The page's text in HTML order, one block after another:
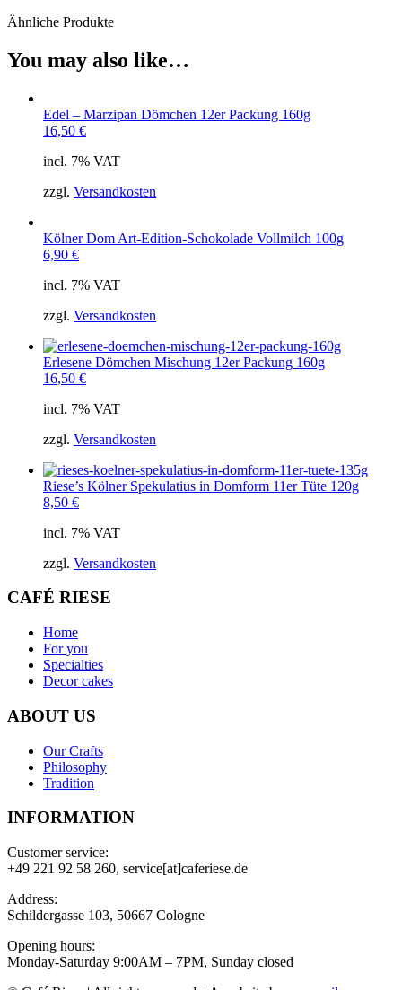
Ähnliche Produkte
You may also like…
Edel – Marzipan Dömchen 12er Packung 160g
16,50 €
incl. 7% VAT
zzgl. Versandkosten
Kölner Dom Art-Edition-Schokolade Vollmilch 100g
6,90 €
incl. 7% VAT
zzgl. Versandkosten
Erlesene Dömchen Mischung 12er Packung 160g
16,50 €
incl. 7% VAT
zzgl. Versandkosten
Riese’s Kölner Spekulatius in Domform 11er Tüte 120g
8,50 €
incl. 7% VAT
zzgl. Versandkosten
CAFÉ RIESE
Home
For you
Specialties
Decor cakes
ABOUT US
Our Crafts
Philosophy
Tradition
INFORMATION
Customer service:
+49 221 92 58 260, service[at]caferiese.de
Address:
Schildergasse 103, 50667 Cologne
Opening hours:
Monday-Saturday 9:00AM – 7PM, Sunday closed